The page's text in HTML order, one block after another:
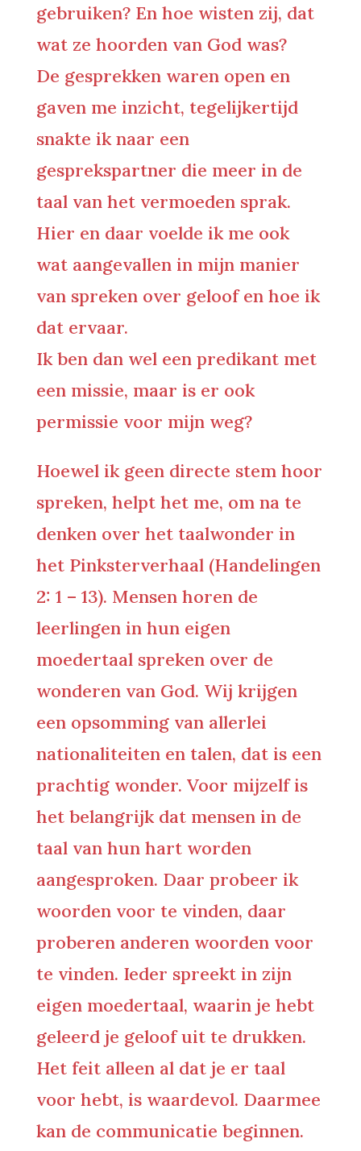
gebruiken? En hoe wisten zij, dat
wat ze hoorden van God was?
De gesprekken waren open en
gaven me inzicht, tegelijkertijd
snakte ik naar een
gesprekspartner die meer in de
taal van het vermoeden sprak.
Hier en daar voelde ik me ook
wat aangevallen in mijn manier
van spreken over geloof en hoe ik
dat ervaar.
Ik ben dan wel een predikant met
een missie, maar is er ook
permissie voor mijn weg?
Hoewel ik geen directe stem hoor
spreken, helpt het me, om na te
denken over het taalwonder in
het Pinksterverhaal (Handelingen
2: 1 – 13). Mensen horen de
leerlingen in hun eigen
moedertaal spreken over de
wonderen van God. Wij krijgen
een opsomming van allerlei
nationaliteiten en talen, dat is een
prachtig wonder. Voor mijzelf is
het belangrijk dat mensen in de
taal van hun hart worden
aangesproken. Daar probeer ik
woorden voor te vinden, daar
proberen anderen woorden voor
te vinden. Ieder spreekt in zijn
eigen moedertaal, waarin je hebt
geleerd je geloof uit te drukken.
Het feit alleen al dat je er taal
voor hebt, is waardevol. Daarmee
kan de communicatie beginnen.